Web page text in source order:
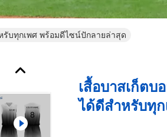
บทุกเพศ พร้อมดีไซน์ปักลายล่าสุด
เสื้อบาสเก็ต
ได้ดีสำหรับทุ